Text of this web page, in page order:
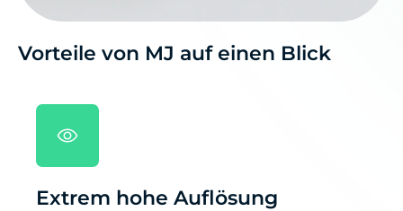
Vorteile von MJ auf einen Blick
Extrem hohe Auflösung